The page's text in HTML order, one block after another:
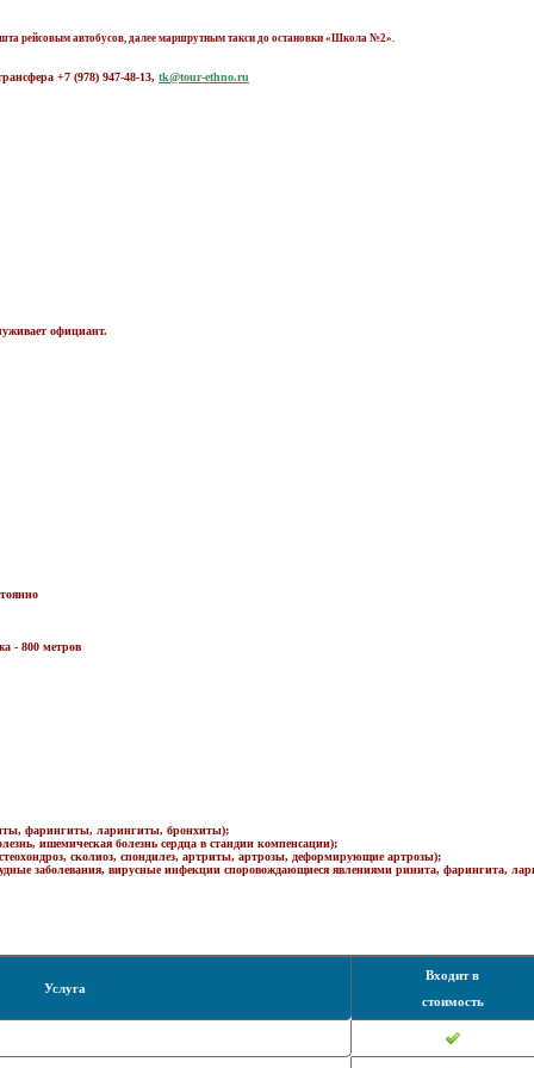
рейсовым автобусов, далее маршрутным такси до остановки «Школа №2».
+7 (978) 947-48-13, tk@tour-ethno.ru
официант.
- 800 метров
фарингиты, ларингиты, бронхиты);
ишемическая болезнь сердца в стандии компенсации);
сколиоз, спондилез, артриты, артрозы, деформирующие артрозы);
заболевания, вирусные инфекции споровождающиеся явлениями ринита, фарингита,
Услуга
Входит в
стоимость